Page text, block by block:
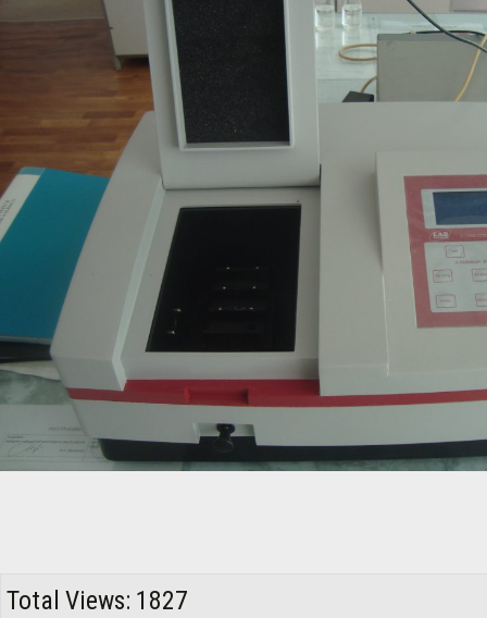
Total Views: 1827